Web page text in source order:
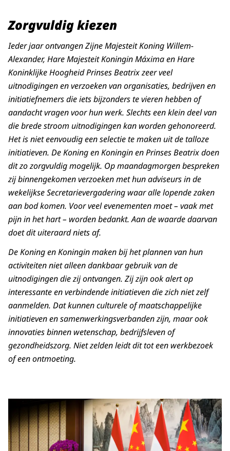
Zorgvuldig kiezen
Ieder jaar ontvangen Zijne Majesteit Koning Willem-
Alexander, Hare Majesteit Koningin Máxima en Hare
Koninklijke Hoogheid Prinses Beatrix zeer veel
uitnodigingen en verzoeken van organisaties, bedrijven en
initiatiefnemers die iets bijzonders te vieren hebben of
aandacht vragen voor hun werk. Slechts een klein deel van
die brede stroom uitnodigingen kan worden gehonoreerd.
Het is niet eenvoudig een selectie te maken uit de talloze
initiatieven. De Koning en Koningin en Prinses Beatrix doen
dit zo zorgvuldig mogelijk. Op maandagmorgen bespreken
zij binnengekomen verzoeken met hun adviseurs in de
wekelijkse Secretarievergadering waar alle lopende zaken
aan bod komen. Voor veel evenementen moet – vaak met
pijn in het hart – worden bedankt. Aan de waarde daarvan
doet dit uiteraard niets af.
De Koning en Koningin maken bij het plannen van hun
activiteiten niet alleen dankbaar gebruik van de
uitnodigingen die zij ontvangen. Zij zijn ook alert op
interessante en verbindende initiatieven die zich niet zelf
aanmelden. Dat kunnen culturele of maatschappelijke
initiatieven en samenwerkingsverbanden zijn, maar ook
innovaties binnen wetenschap, bedrijfsleven of
gezondheidszorg. Niet zelden leidt dit tot een werkbezoek
of een ontmoeting.